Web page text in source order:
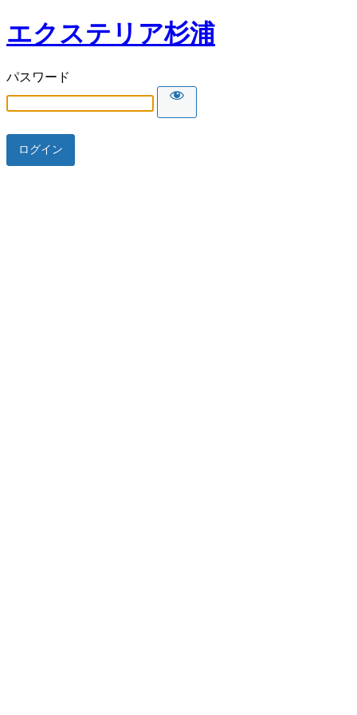
エクステリア杉浦
パスワード